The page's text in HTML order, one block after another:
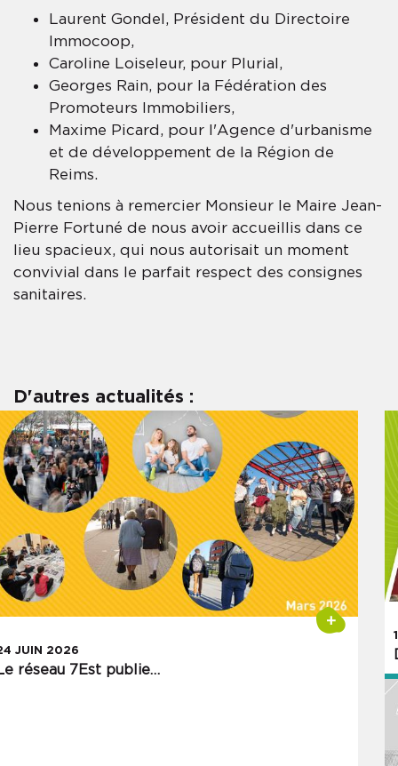
Laurent Gondel, Président du Directoire
Immocoop,
Caroline Loiseleur, pour Plurial,
Georges Rain, pour la Fédération des
Promoteurs Immobiliers,
Maxime Picard, pour l'Agence d'urbanisme
et de développement de la Région de
Reims.
Nous tenions à remercier Monsieur le Maire Jean-
Pierre Fortuné de nous avoir accueillis dans ce
lieu spacieux, qui nous autorisait un moment
convivial dans le parfait respect des consignes
sanitaires.
D'autres actualités :
+
JUIN 2026
réseau 7Est publie…